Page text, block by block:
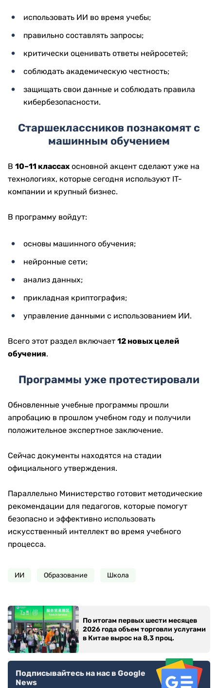
использовать ИИ во время учебы;
правильно составлять запросы;
критически оценивать ответы нейросетей;
соблюдать академическую честность;
защищать свои данные и соблюдать правила
кибербезопасности.
Старшеклассников познакомят с
машинным обучением
В 10–11 классах основной акцент сделают уже на
технологиях, которые сегодня используют IT-
компании и крупный бизнес.
В программу войдут:
основы машинного обучения;
нейронные сети;
анализ данных;
прикладная криптография;
управление данными с использованием ИИ.
Всего этот раздел включает 12 новых целей
обучения.
Программы уже протестировали
Обновленные учебные программы прошли
апробацию в прошлом учебном году и получили
положительное экспертное заключение.
Сейчас документы находятся на стадии
официального утверждения.
Параллельно Министерство готовит методические
рекомендации для педагогов, которые помогут
безопасно и эффективно использовать
искусственный интеллект во время учебного
процесса.
ИИ Образование Школа
По итогам первых шести месяцев
2026 года объем торговли услугами
в Китае вырос на 8,3 проц.
Подписывайтесь на нас в Google
News